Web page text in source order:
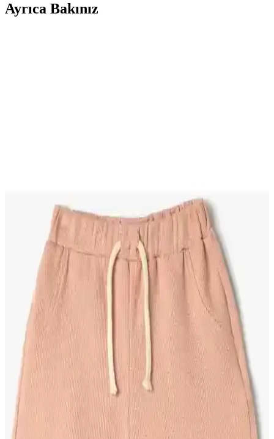
Ayrıca Bakınız
GezegenX ve HelloBaby Yenidoğan Organik Zıbın
Setleri Karşılaştırması
İki popüler yenidoğan bebek giyim ürünü olan GezegenX ve
HelloBaby zıbın setlerini detaylı şekilde karşılaştırıyoruz. Konfor,
kalite ve kullanım kolaylığı açısından önemli farklar bulunuyor.
Tiny Lamb Candy Organik Pamuk Bebek Tulumu
2 Parça Şık ve Rahat Dört Mevsim Kullanım
Tiny Lamb Candy 2 Parça organik pamuk bebek tulumu, doğal
malzemeleri ve şık tasarımıyla bebeğinize rahatlık ve şıklık sunar,
kolay giydirme özellikleriyle ebeveynlerin tercihidir.
Bebekler İçin Güvenli ve Konforlu Patik
Modellerinin Karşılaştırması
Bu makale, Ella Bonna Kadife Bebek Patiği ve First Step kaydırmaz
tabanlı panduf modellerini detaylı karşılaştırarak, ebeveynlerin